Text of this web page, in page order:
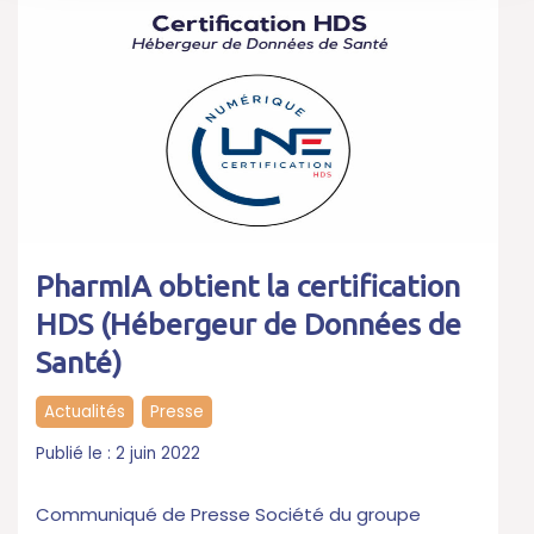
PharmIA obtient la certification
HDS (Hébergeur de Données de
Santé)
Actualités
Presse
2 juin 2022
Communiqué de Presse Société du groupe